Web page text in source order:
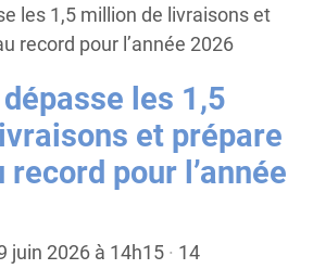
les 1,5 million de livraisons et
record pour l’année 2026
les 1,5
et prépare
record pour l’année
juin 2026 à 14h15 · 14